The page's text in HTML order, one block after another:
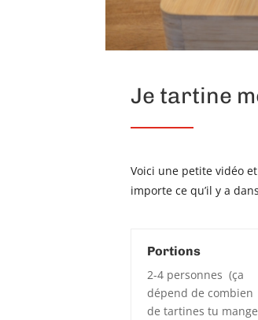
Je tartine
Voici une petite vidéo
importe ce qu’il y a
Portions
2-4 personnes (ça
dépend de combien
de tartines tu